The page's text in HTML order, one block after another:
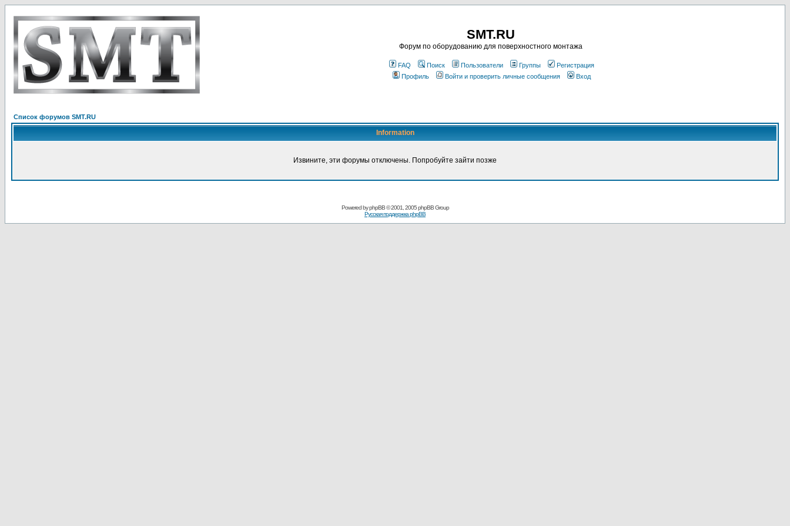
SMT.RU
Форум по оборудованию для поверхностного монтажа
FAQ Поиск Пользователи Группы
Регистрация
Профиль
Войти и проверить личные сообщения Вход
Список форумов SMT.RU
Information
Извините, эти форумы отключены. Попробуйте зайти позже
Powered byphpBB© 2001, 2005 phpBB Group
Русская поддержка phpBB